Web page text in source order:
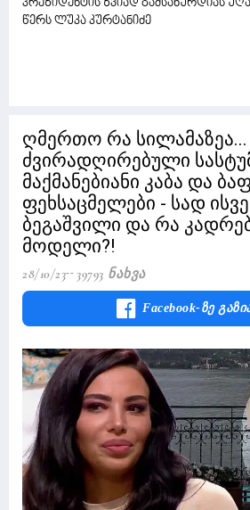
პრეზიდენტის ზვიად გამსახურდიას
წერს ლუკა კურტანიძე
ღმერთო რა სილამაზეა...
ძვირადღირებული
მაქმანებიანი კაბა და
ფეხსაცმელები - სად
ბეგაშვილი და რა
მოდელი?!
28/10/23 39793 Ნახვა
Facebook-Ზე